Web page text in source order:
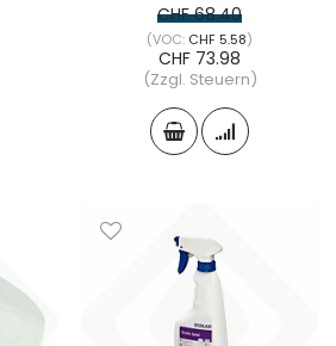
CHF 68.40
CHF 5.58
CHF 73.98
(Zzgl. Steuern)